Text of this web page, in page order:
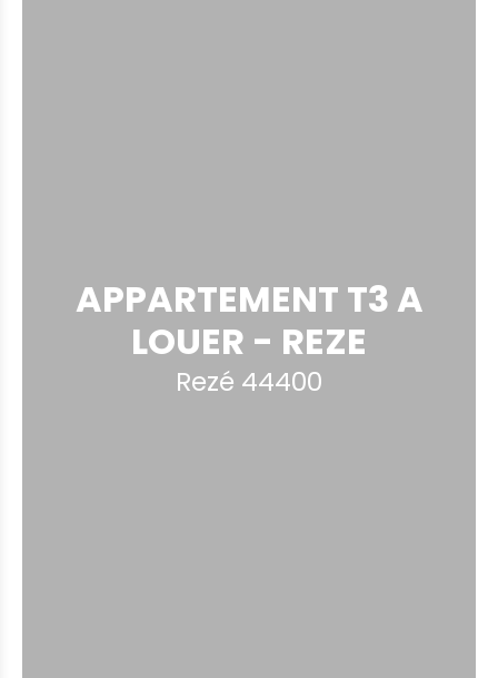
APPARTEMENT T3 A
LOUER - REZE
Rezé 44400